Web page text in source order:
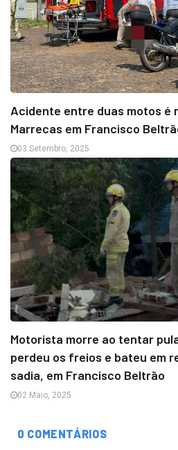
Acidente entre duas motos é
Marrecas em Francisco
03 Setembro, 2025
Motorista morre ao tentar
perdeu os freios e bateu em
sadia, em Francisco Beltrão
02 Maio, 2025
0 COMENTÁRIOS